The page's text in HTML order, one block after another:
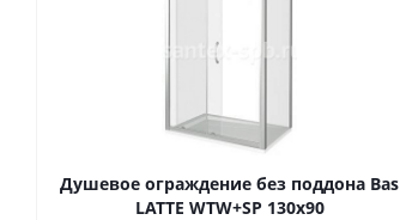
Душевое ограждение без поддона Bas
LATTE WTW+SP 130х90